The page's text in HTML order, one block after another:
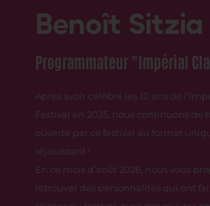
Benoît Sitzia
Programmateur "Impérial
Après avoir célébré les 10 ans de
Festival en 2025, nous continuons de
ouverte par ce festival au format
réjouissant !
En ce mois d’août 2026, nous vous
retrouver des personnalités qui ont